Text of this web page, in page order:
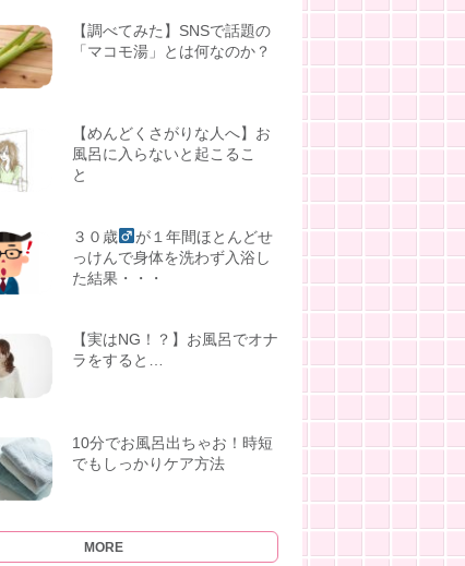
【調べてみた】SNSで話題の
「マコモ湯」とは何なのか？
【めんどくさがりな人へ】お
風呂に入らないと起こるこ
と
３０歳
が１年間ほとんどせ
っけんで身体を洗わず入浴し
た結果・・・
【実はNG！？】お風呂でオナ
ラをすると…
10分でお風呂出ちゃお！時短
でもしっかりケア方法
MORE